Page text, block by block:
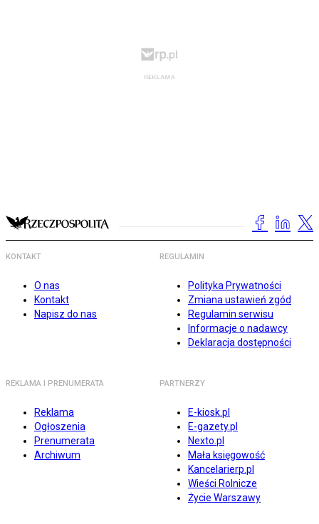
KONTAKT
O nas
Kontakt
Napisz do nas
REGULAMIN
Polityka Prywatności
Zmiana ustawień zgód
Regulamin serwisu
Informacje o nadawcy
Deklaracja dostępności
REKLAMA I PRENUMERATA
Reklama
Ogłoszenia
Prenumerata
Archiwum
PARTNERZY
E-kiosk.pl
E-gazety.pl
Nexto.pl
Mała księgowość
Kancelarierp.pl
Wieści Rolnicze
Życie Warszawy